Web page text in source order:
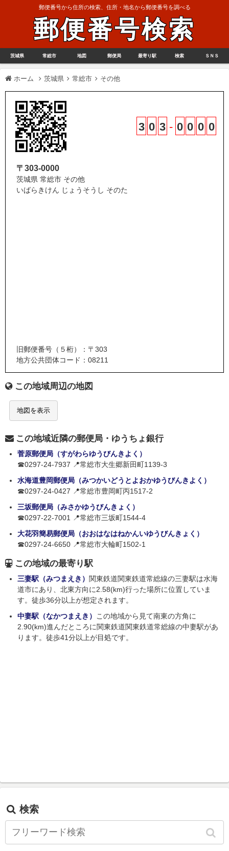
郵便番号から住所の検索、住所・地名から郵便番号を調べる
郵便番号検索
茨城県 常総市 地図 郵便局 最寄り駅 検索 ＳＮＳ
ホーム 茨城県 常総市 その他
3 0 3 - 0 0 0 0
〒303-0000
茨城県 常総市 その他
いばらきけん じょうそうし そのた
旧郵便番号（５桁）：〒303
地方公共団体コード：08211
この地域周辺の地図
地図を表示
この地域近隣の郵便局・ゆうちょ銀行
菅原郵便局（すがわらゆうびんきよく）
☎0297-24-7937 📍常総市大生郷新田町1139-3
水海道豊岡郵便局（みつかいどうとよおかゆうびんきよく）
☎0297-24-0427 📍常総市豊岡町丙1517-2
三坂郵便局（みさかゆうびんきょく）
☎0297-22-7001 📍常総市三坂町1544-4
大花羽簡易郵便局（おおはなはねかんいゆうびんきょく）
☎0297-24-6650 📍常総市大輪町1502-1
この地域の最寄り駅
三妻駅（みつまえき） 関東鉄道関東鉄道常総線の三妻駅は水海
道市にあり、北東方向に2.58(km)行った場所に位置していま
す。徒歩36分以上が想定されます。
中妻駅（なかつまえき） この地域から見て南東の方角に
2.90(km)進んだところに関東鉄道関東鉄道常総線の中妻駅があ
ります。徒歩41分以上が目処です。
検索